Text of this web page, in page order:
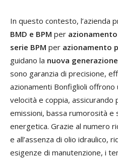
In questo contesto, l’azienda
BMD e BPM per
serie BPM per azionamento
guidano la nuova generazione
sono garanzia di precisione,
azionamenti Bonfiglioli offrono
velocità e coppia,
emissioni, bassa rumorosità e
energetica. Grazie al numero
e all’assenza di olio idraulico,
esigenze di manutenzione, i